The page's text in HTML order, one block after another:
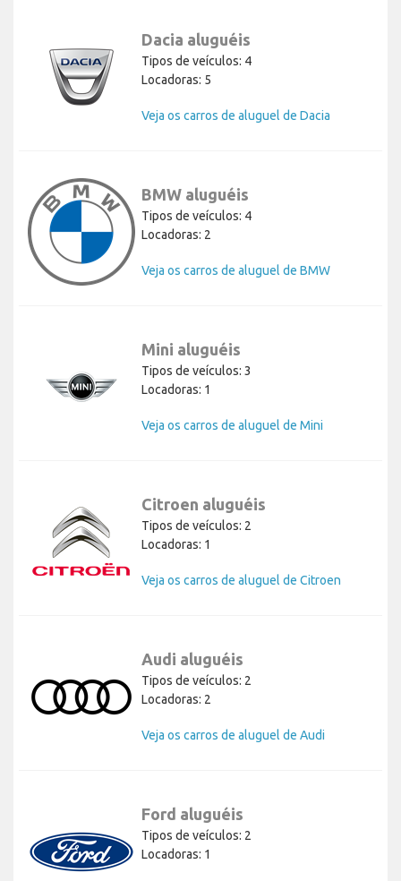
Dacia aluguéis
Tipos de veículos: 4
Locadoras: 5
Veja os carros de aluguel de Dacia
BMW aluguéis
Tipos de veículos: 4
Locadoras: 2
Veja os carros de aluguel de BMW
Mini aluguéis
Tipos de veículos: 3
Locadoras: 1
Veja os carros de aluguel de Mini
Citroen aluguéis
Tipos de veículos: 2
Locadoras: 1
Veja os carros de aluguel de Citroen
Audi aluguéis
Tipos de veículos: 2
Locadoras: 2
Veja os carros de aluguel de Audi
Ford aluguéis
Tipos de veículos: 2
Locadoras: 1